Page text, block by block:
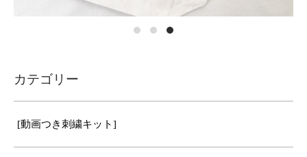
カテゴリー
[動画つき刺繍キット]